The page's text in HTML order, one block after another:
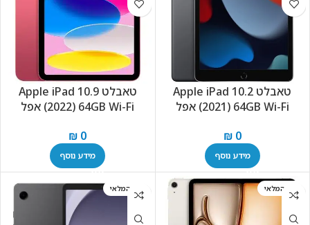
טאבלט Apple iPad 10.2
(2021) 64GB Wi-Fi אפל
₪0
מידע נוסף
טאבלט Apple iPad 10.9
(2022) 64GB Wi-Fi אפל
₪ 0
מידע נוסף
אזל המלאי אזל המלאי